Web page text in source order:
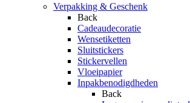
Verpakking & Geschenk
Back
Cadeaudecoratie
Wensetiketten
Sluitstickers
Stickervellen
Vloeipapier
Inpakbenodigdheden
Back